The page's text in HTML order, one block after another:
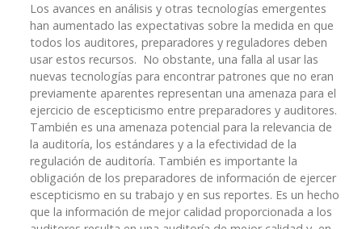
Los avances en análisis y otras tecnologías emergentes
han aumentado las expectativas sobre la medida en que
todos los auditores, preparadores y reguladores deben
usar estos recursos. No obstante, una falla al usar las
nuevas tecnologías para encontrar patrones que no eran
previamente aparentes representan una amenaza para el
ejercicio de escepticismo entre preparadores y auditores.
También es una amenaza potencial para la relevancia de
la auditoría, los estándares y a la efectividad de la
regulación de auditoría. También es importante la
obligación de los preparadores de información de ejercer
escepticismo en su trabajo y en sus reportes. Es un hecho
que la información de mejor calidad proporcionada a los